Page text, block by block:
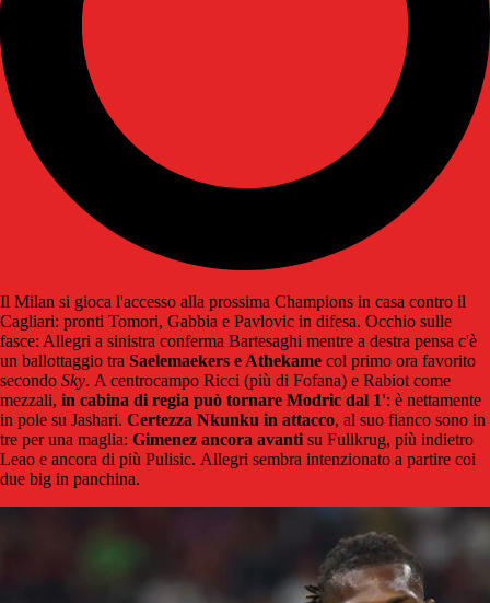
Il Milan si gioca l'accesso alla prossima Champions in casa contro il
Cagliari: pronti Tomori, Gabbia e Pavlovic in difesa. Occhio sulle
fasce: Allegri a sinistra conferma Bartesaghi mentre a destra pensa c'è
un ballottaggio tra Saelemaekers e Athekame col primo ora favorito
secondo Sky. A centrocampo Ricci (più di Fofana) e Rabiot come
mezzali, in cabina di regia può tornare Modric dal 1': è nettamente
in pole su Jashari. Certezza Nkunku in attacco, al suo fianco sono in
tre per una maglia: Gimenez ancora avanti su Fullkrug, più indietro
Leao e ancora di più Pulisic. Allegri sembra intenzionato a partire coi
due big in panchina.